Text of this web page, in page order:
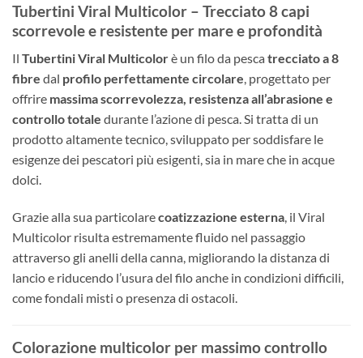
Tubertini Viral Multicolor – Trecciato 8 capi
scorrevole e resistente per mare e profondità
Il Tubertini Viral Multicolorè un filo da pesca trecciato a 8
fibre dal profilo perfettamente circolare, progettato per
offrire massima scorrevolezza, resistenza all’abrasione e
controllo totale durante l’azione di pesca. Si tratta di un
prodotto altamente tecnico, sviluppato per soddisfare le
esigenze dei pescatori più esigenti, sia in mare che in acque
dolci.
Grazie alla sua particolarecoatizzazione esterna, il Viral
Multicolor risulta estremamente fluido nel passaggio
attraverso gli anelli della canna, migliorando la distanza di
lancio e riducendo l’usura del filo anche in condizioni difficili,
come fondali misti o presenza di ostacoli.
Colorazione multicolor per massimo controllo